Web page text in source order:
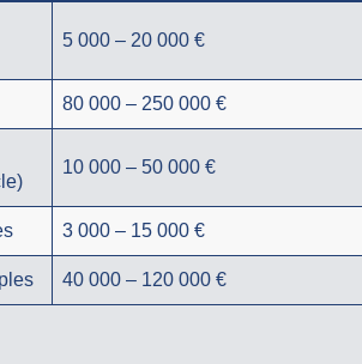
5 000 – 20 000 €
80 000 – 250 000 €
10 000 – 50 000 €
3 000 – 15 000 €
40 000 – 120 000 €